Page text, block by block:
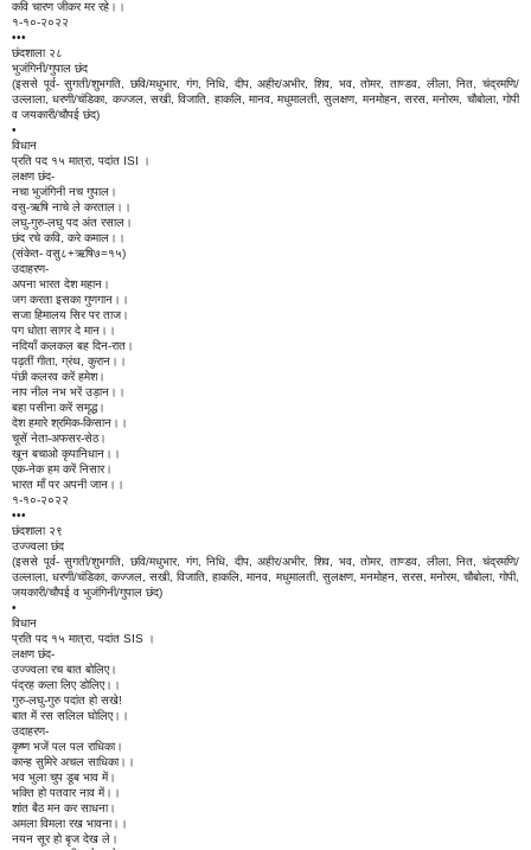
कवि चारण जीकर मर रहे।।
१-१०-२०२२
•••
छंदशाला २८
भुजंगिनी/गुपाल छंद
(इससे पूर्व- सुगती/शुभगति, छवि/मधुभार, गंग, निधि, दीप, अहीर/अभीर, शिव, भव, तोमर, ताण्डव, लीला, नित, चंद्रमणि/
उल्लाला, धरणी/चंडिका, कज्जल, सखी, विजाति, हाकलि, मानव, मधुमालती, सुलक्षण, मनमोहन, सरस, मनोरम, चौबोला, गोपी
व जयकारी/चौपई छंद)
•
विधान
प्रति पद १५ मात्रा, पदांत ISI ।
लक्षण छंद-
नचा भुजंगिनी नच गुपाल।
वसु-ऋषि नाचे ले करताल।।
लघु-गुरु-लघु पद अंत रसाल।
छंद रचे कवि, करे कमाल।।
(संकेत- वसु८+ऋषि७=१५)
उदाहरण-
अपना भारत देश महान।
जग करता इसका गुणगान।।
सजा हिमालय सिर पर ताज।
पग धोता सागर दे मान।।
नदियाँ कलकल बह दिन-रात।
पढ़तीं गीता, ग्रंथ, कुरान।।
पंछी कलरव करें हमेश।
नाप नील नभ भरें उड़ान।।
बहा पसीना करें समृद्ध।
देश हमारे श्रमिक-किसान।।
चूसें नेता-अफसर-सेठ।
खून बचाओ कृपानिधान।।
एक-नेक हम करें निसार।
भारत माँ पर अपनी जान।।
१-१०-२०२२
•••
छंदशाला २९
उज्ज्वला छंद
(इससे पूर्व- सुगती/शुभगति, छवि/मधुभार, गंग, निधि, दीप, अहीर/अभीर, शिव, भव, तोमर, ताण्डव, लीला, नित, चंद्रमणि/
उल्लाला, धरणी/चंडिका, कज्जल, सखी, विजाति, हाकलि, मानव, मधुमालती, सुलक्षण, मनमोहन, सरस, मनोरम, चौबोला, गोपी,
जयकारी/चौपई व भुजंगिनी/गुपाल छंद)
•
विधान
प्रति पद १५ मात्रा, पदांत SIS ।
लक्षण छंद-
उज्ज्वला रच बात बोलिए।
पंद्रह कला लिए डोलिए।।
गुरु-लघु-गुरु पदांत हो सखे!
बात में रस सलिल घोलिए।।
उदाहरण-
कृष्ण भजें पल पल राधिका।
कान्ह सुमिरे अचल साधिका।।
भव भुला चुप डूब भाव में।
भक्ति हो पतवार नाव में।।
शांत बैठ मन कर साधना।
अमला विमला रख भावना।।
नयन सूर हो बृज देख ले।